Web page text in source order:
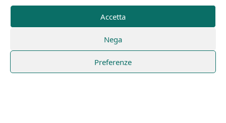
Accetta
Nega
Preferenze